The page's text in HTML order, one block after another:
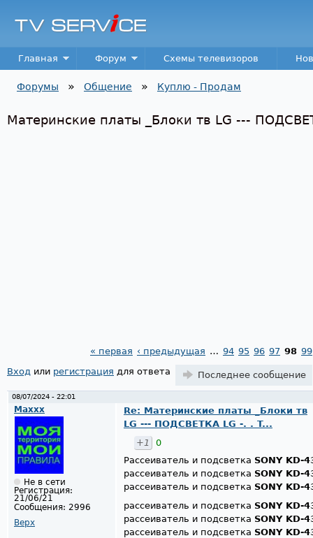
TV
Service
Main menu
Главная Форум Схемы телевизоров
Форумы » Общение » Куплю - Продам
Материнские платы _Блоки тв LG ---
Страницы
« первая ‹ предыдущая … 94 95 96 97 98 99
Вход или регистрация для ответа Последнее сообщение
08/07/2024 - 22:01
Maxxx
Не в сети
Регистрация:
21/06/21
Сообщения: 2996
Верх
Re: Материнские платы _Блоки тв
LG --- ПОДСВЕТКА LG -. . T...
+1
0
Рассеиватель и подсветка SONY KD-
рассеиватель и подсветка SONY KD-
рассеиватель и подсветка SONY KD-
рассеиватель и подсветка SONY KD-
рассеиватель и подсветка SONY KD-
рассеиватель и подсветка SONY KD-